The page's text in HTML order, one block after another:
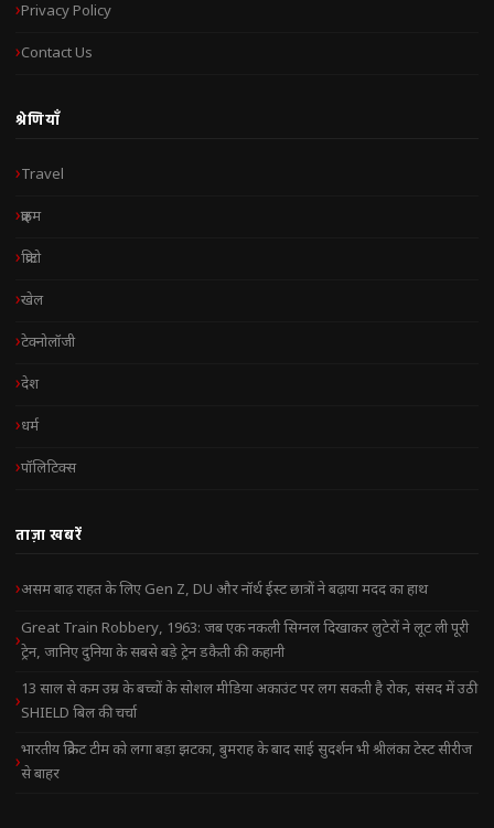
Privacy Policy
Contact Us
श्रेणियाँ
Travel
क्राइम
क्रिप्टो
खेल
टेक्नोलॉजी
देश
धर्म
पॉलिटिक्स
ताज़ा खबरें
असम बाढ़ राहत के लिए Gen Z, DU और नॉर्थ ईस्ट छात्रों ने बढ़ाया मदद का हाथ
Great Train Robbery, 1963: जब एक नकली सिग्नल दिखाकर लुटेरों ने लूट ली पूरी
ट्रेन, जानिए दुनिया के सबसे बड़े ट्रेन डकैती की कहानी
13 साल से कम उम्र के बच्चों के सोशल मीडिया अकाउंट पर लग सकती है रोक, संसद में उठी
SHIELD बिल की चर्चा
भारतीय क्रिकेट टीम को लगा बड़ा झटका, बुमराह के बाद साई सुदर्शन भी श्रीलंका टेस्ट सीरीज
से बाहर